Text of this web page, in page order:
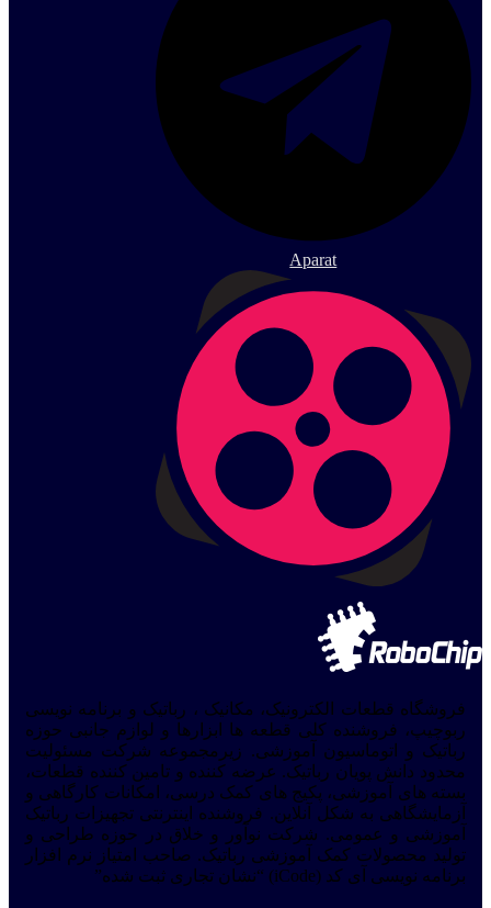
Aparat
فروشگاه قطعات الکترونیک، مکانیک ، رباتیک و برنامه نویسی
ربوچیپ، فروشنده کلی قطعه ها ابزارها و لوازم جانبی حوزه
رباتیک و اتوماسیون آموزشی. زیرمجموعه شرکت مسئولیت
محدود دانش پویان رباتیک. عرضه کننده و تامین کننده قطعات،
بسته های آموزشی، پکیج های کمک درسی، امکانات کارگاهی و
آزمایشگاهی به شکل آنلاین. فروشنده اینترنتی تجهیزات رباتیک
آموزشی و عمومی. شرکت نوآور و خلاق در حوزه طراحی و
تولید محصولات کمک آموزشی رباتیک. صاحب امتیاز نرم افزار
برنامه نویسی آی کد (iCode) “نشان تجاری ثبت شده”